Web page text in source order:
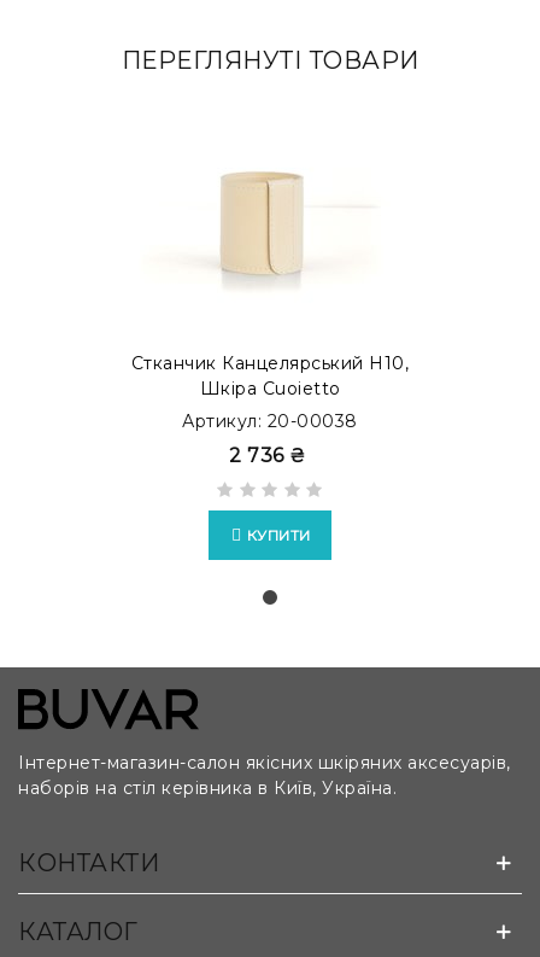
ПЕРЕГЛЯНУТІ ТОВАРИ
Стканчик Канцелярський H10,
Шкіра Cuoietto
Артикул: 20-00038
2 736 ₴
КУПИТИ
Інтернет-магазин-салон якісних шкіряних аксесуарів,
наборів на стіл керівника в Київ, Україна.
КОНТАКТИ
КАТАЛОГ